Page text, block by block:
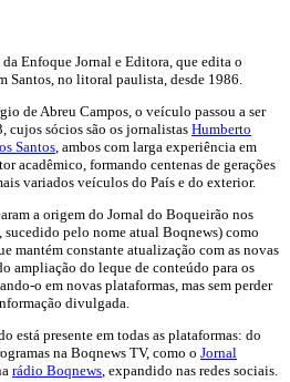
Enfoque Jornal e Editora, que edita o
Santos, no litoral paulista, desde 1986.
de Abreu Campos, o veículo passou a ser
cujos sócios são os jornalistas Humberto
Santos , ambos com larga experiência em
acadêmico, formando centenas de gerações
variados veículos do País e do exterior.
a origem do Jornal do Boqueirão nos
pelo nome atual Boqnews) como
mantém constante atualização com as novas
ampliação do leque de conteúdo para os
o em novas plataformas, mas sem perder
divulgada.
está presente em todas as plataformas: do
na Boqnews TV, como o Jornal
rádio Boqnews , expandido nas redes sociais.